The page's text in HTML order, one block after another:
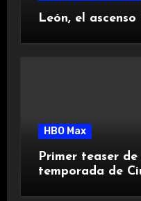
León, el
HBO Max
Primer teaser
temporada de